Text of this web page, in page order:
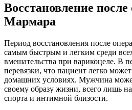
Восстановление
Мармара
Период восстановления после
самым быстрым и легким среди
вмешательства при варикоцеле. В
перевязки, что пациент легко
домашних условиях. Мужчина
своему образу жизни, всего лишь
спорта и интимной близости.